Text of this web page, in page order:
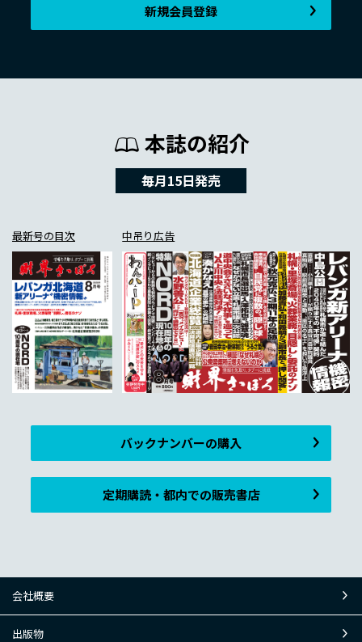
新規会員登録
本誌の紹介
毎月15日発売
最新号の目次 中吊り広告
バックナンバーの購入
定期購読・都内での販売書店
会社概要
出版物